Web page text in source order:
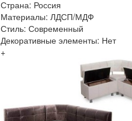
Страна: Россия
Материалы: ЛДСП/МДФ
Стиль: Современный
Декоративные элементы: Нет
+